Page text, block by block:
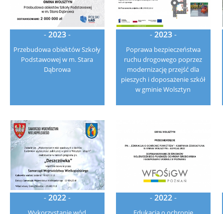
- 2023 -
Przebudowa obiektów Szkoły
Podstawowej w m. Stara
Dąbrowa
- 2023 -
Poprawa bezpieczeństwa
ruchu drogowego poprzez
modernizację przejść dla
pieszych i doposażenie szkół
w gminie Wolsztyn
- 2022 - - 2022 -